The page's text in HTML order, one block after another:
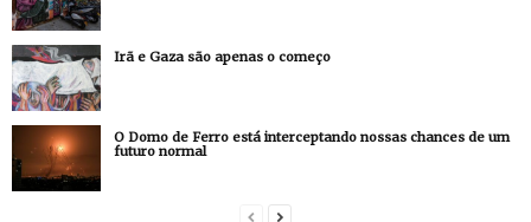
Irã e Gaza são apenas o começo
O Domo de Ferro está interceptando nossas chances de um
futuro normal